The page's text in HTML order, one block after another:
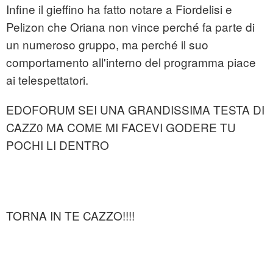
Infine il gieffino ha fatto notare a Fiordelisi e
Pelizon che Oriana non vince perché fa parte di
un numeroso gruppo, ma perché il suo
comportamento all'interno del programma piace
ai telespettatori.
EDOFORUM SEI UNA GRANDISSIMA TESTA DI
CAZZ0 MA COME MI FACEVI GODERE TU
POCHI LI DENTRO
TORNA IN TE CAZZO!!!!